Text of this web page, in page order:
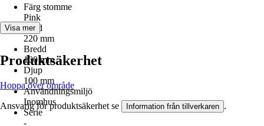
Färg stomme
Pink
Höjd
220 mm
Bredd
100 mm
Djup
100 mm
Användningsmiljö
Inomhus
Serie
-
Visa mer
Produktsäkerhet
Hoppa över område
Ansvarig för produktsäkerhet se Information från tillverkaren .